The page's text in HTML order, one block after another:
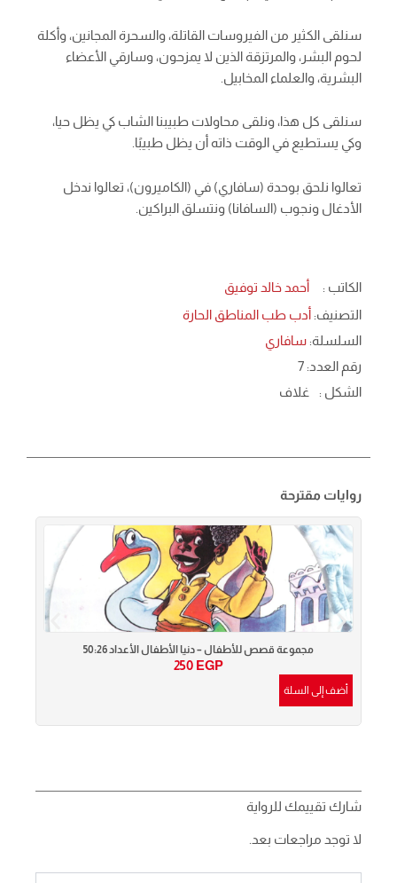
سنلقى الكثير من الفيروسات القاتلة، والسحرة المجانين، وأكلة
لحوم البشر، والمرتزقة الذين لا يمزحون، وسارقي الأعضاء
البشرية، والعلماء المخابيل.
سنلقى كل هذا، ونلقى محاولات طبيبنا الشاب كي يظل حيا،
وكي يستطيع في الوقت ذاته أن يظل طبيبًا.
تعالوا نلحق بوحدة (سافاري) في (الكاميرون)، تعالوا ندخل
الأدغال ونجوب (السافانا) ونتسلق البراكين.
الكاتب :
أحمد خالد توفيق
التصنيف: أدب طب المناطق الحارة
السلسلة: سافاري
رقم العدد: 7
الشكل :
غلاف
روايات مقترحة
مجموعة قصص للأطفال – دنيا الأطفال الأعداد 50:26
250 EGP
أضف إلى السلة
شارك تقييمك للرواية
لا توجد مراجعات بعد.